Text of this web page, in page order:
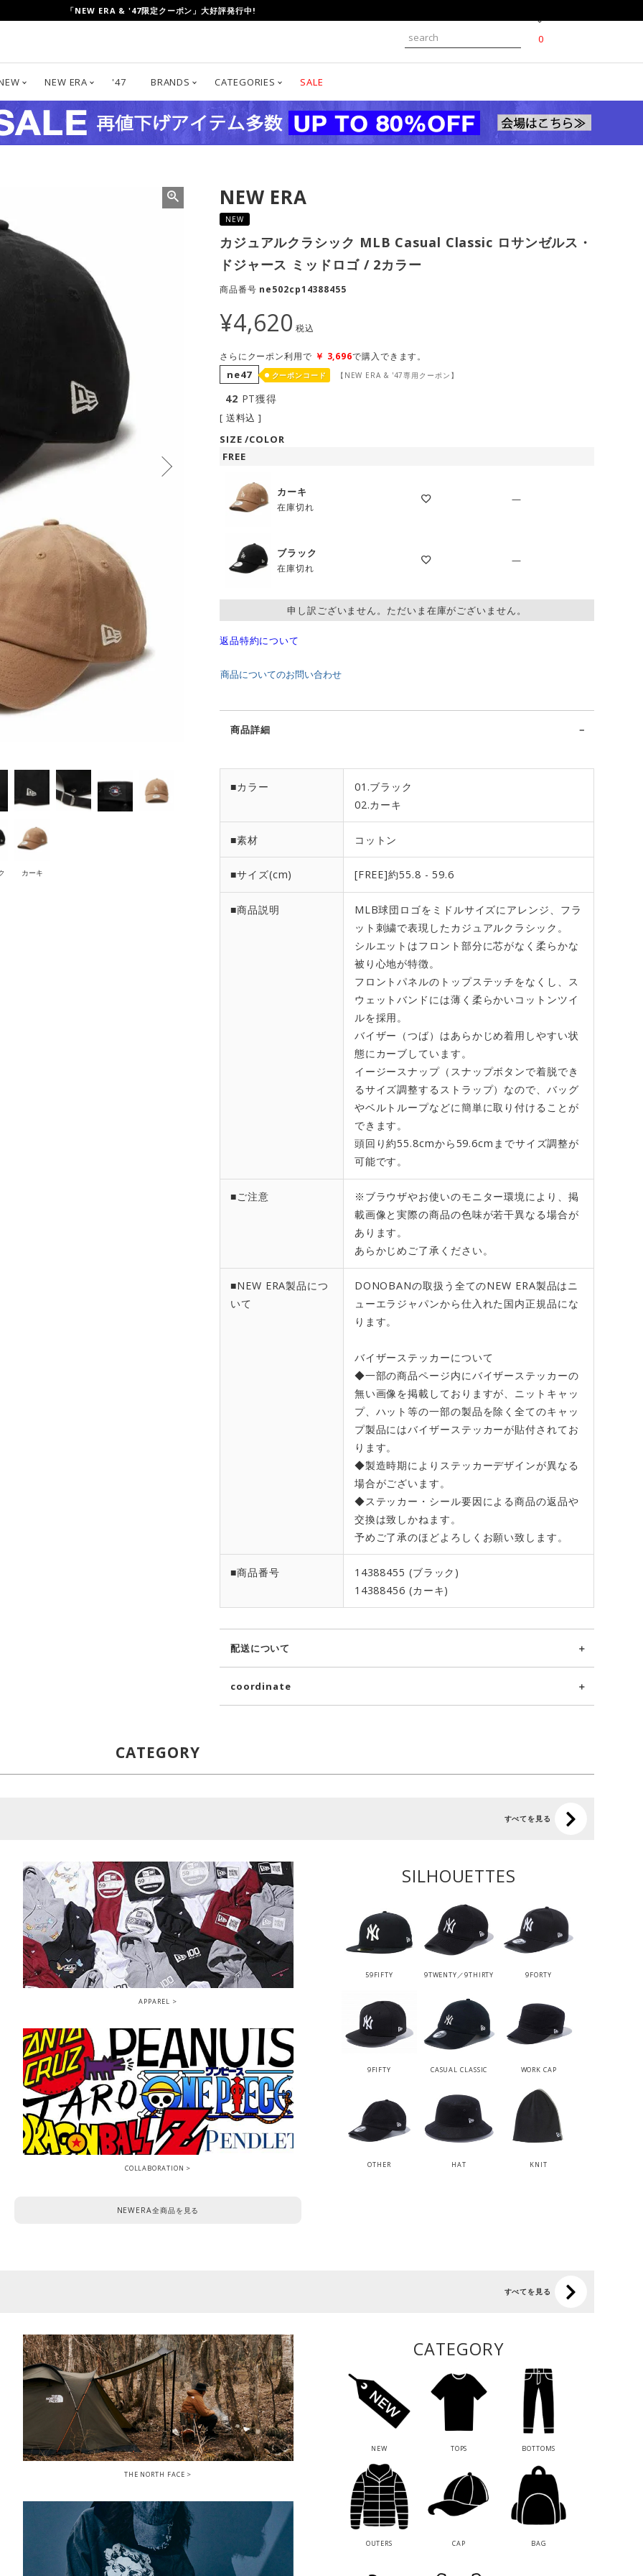
UP TO 80%OFF!「CLEARANCE SALE」開催中!
0
NEW ERA '47 BRANDS CATEGORIES SALE
カーキ
NEW ERA
NEW
カジュアルクラシック MLB Casual Classic ロサンゼルス・
ドジャース ミッドロゴ / 2カラー
商品番号 ne502cp14388455
¥4,620 税込
さらにクーポン利用で ￥ 3,696で購入できます。
ne47 クーポンコード 【NEW ERA & '47専用クーポン】
42 PT獲得
送料込
SIZE
COLOR
FREE
カーキ
在庫切れ
—
ブラック
在庫切れ
—
申し訳ございません。ただいま在庫がございません。
返品特約について
商品についてのお問い合わせ
商品詳細
■カラー
01.ブラック
02.カーキ
■素材 コットン
■サイズ(cm) [FREE]約55.8 - 59.6
■商品説明
MLB球団ロゴをミドルサイズにアレンジ、フラ
ット刺繍で表現したカジュアルクラシック。
シルエットはフロント部分に芯がなく柔らかな
被り心地が特徴。
フロントパネルのトップステッチをなくし、ス
ウェットバンドには薄く柔らかいコットンツイ
ルを採用。
バイザー（つば）はあらかじめ着用しやすい状
態にカーブしています。
イージースナップ（スナップボタンで着脱でき
るサイズ調整するストラップ）なので、バッグ
やベルトループなどに簡単に取り付けることが
できます。
頭回り約55.8cmから59.6cmまでサイズ調整が
可能です。
■ご注意
※ブラウザやお使いのモニター環境により、掲
載画像と実際の商品の色味が若干異なる場合が
あります。
あらかじめご了承ください。
■NEW ERA製品につ
いて
DONOBANの取扱う全てのNEW ERA製品はニ
ューエラジャパンから仕入れた国内正規品にな
ります。
バイザーステッカーについて
◆一部の商品ページ内にバイザーステッカーの
無い画像を掲載しておりますが、ニットキャッ
プ、ハット等の一部の製品を除く全てのキャッ
プ製品にはバイザーステッカーが貼付されてお
ります。
◆製造時期によりステッカーデザインが異なる
場合がございます。
◆ステッカー・シール要因による商品の返品や
交換は致しかねます。
予めご了承のほどよろしくお願い致します。
■商品番号
14388455 (ブラック)
14388456 (カーキ)
配送について
coordinate
CATEGORY
すべてを見る
SILHOUETTES
59FIFTY 9TWENTY／9THIRTY 9FORTY
9FIFTY CASUAL CLASSIC WORK CAP
OTHER HAT KNIT
APPAREL
COLLABORATION
NEWERA全商品を見る
すべてを見る
CATEGORY
NEW TOPS BOTTOMS
OUTERS CAP BAG
THE NORTH FACE